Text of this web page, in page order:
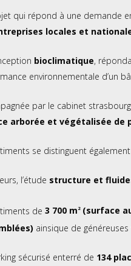
qui répond à une demande
locales et
bioclimatique,
environnementale d’un
par le cabinet
arborée et végétalisée de
se distinguent
l’étude structure et
de 3 700 m 2(surface
ainsique de généreuses
sécurisé enterré de 134